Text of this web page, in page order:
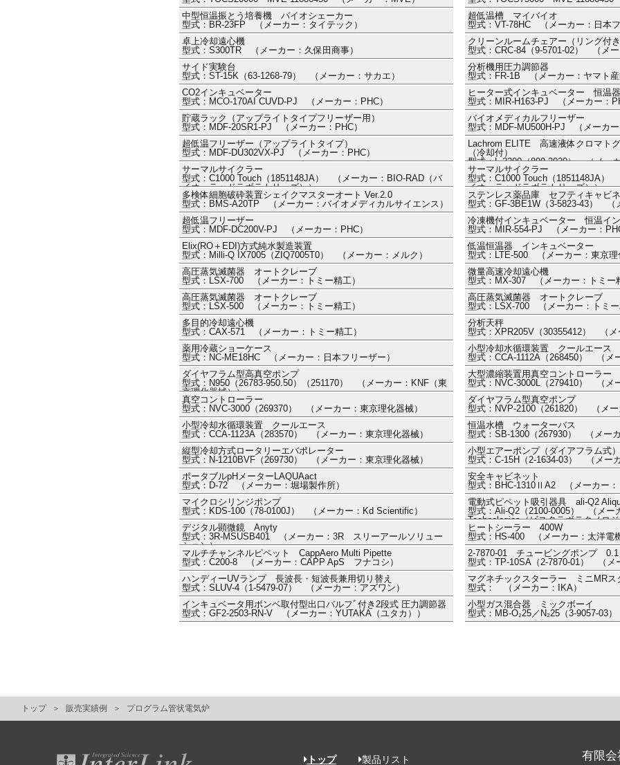
中型恒温振とう培養機 バイオシェーカー
型式：BR-23FP （メーカー：タイテック）
超低温槽 マイバイオ
型式：VT-78HC （メーカー：日本
卓上冷却遠心機
型式：S300TR （メーカー：久保田商事）
クリーンルームチェアー（リング付
型式：CRC-84（9-5701-02） （メ
サイド実験台
型式：ST-15K（63-1268-79） （メーカー：サカエ）
分析機用圧力調節器
型式：FR-1B （メーカー：ヤマト
CO2インキュベーター
型式：MCO-170AI CUVD-PJ （メーカー：PHC）
ヒーター式インキュベーター 恒温器
型式：MIR-H163-PJ （メーカー：
貯蔵ラック（アップライトタイプフリーザー用）
型式：MDF-20SR1-PJ （メーカー：PHC）
バイオメディカルフリーザー
型式：MDF-MU500H-PJ （メーカ
超低温フリーザー（アップライトタイプ）
型式：MDF-DU302VX-PJ （メーカー：PHC）
Lachrom ELITE 高速液体クロマ
（冷却付）
型式：L-2200（890-3020） （メー
ズ）
サーマルサイクラー
型式：C1000 Touch（1851148JA） （メーカー：BIO-RAD（バ
イオ・ラッドラボラトリーズ））
サーマルサイクラー
型式：C1000 Touch（1851148JA）
イオ・ラッドラボラトリーズ））
多検体細胞破砕装置シェイクマスターオート Ver.2.0
型式：BMS-A20TP （メーカー：バイオメディカルサイエンス）
ステンレス薬品庫 セフティキャビ
型式：GF-3BE1W（3-5823-43） （
超低温フリーザー
型式：MDF-DC200V-PJ （メーカー：PHC）
冷凍機付インキュベーター 恒温イ
型式：MIR-554-PJ （メーカー：
Elix(RO＋EDI)方式純水製造装置
型式：Milli-Q IX7005（ZIQ7005T0） （メーカー：メルク）
低温恒温器 インキュベーター
型式：LTE-500 （メーカー：東京理
高圧蒸気滅菌器 オートクレーブ
型式：LSX-700 （メーカー：トミー精工）
微量高速冷却遠心機
型式：MX-307 （メーカー：トミー
高圧蒸気滅菌器 オートクレーブ
型式：LSX-500 （メーカー：トミー精工）
高圧蒸気滅菌器 オートクレーブ
型式：LSX-700 （メーカー：トミ
多目的冷却遠心機
型式：CAX-571 （メーカー：トミー精工）
分析天秤
型式：XPR205V（30355412） （メ
薬用冷蔵ショーケース
型式：NC-ME18HC （メーカー：日本フリーザー）
小型冷却水循環装置 クールエース
型式：CCA-1112A（268450） （メ
ダイヤフラム型高真空ポンプ
型式：N950（26783-950.50）（251170） （メーカー：KNF（東
京理化器械））
大型濃縮装置用真空コントローラー
型式：NVC-3000L（279410） （メ
真空コントローラー
型式：NVC-3000（269370） （メーカー：東京理化器械）
ダイヤフラム型真空ポンプ
型式：NVP-2100（261820） （メ
小型冷却水循環装置 クールエース
型式：CCA-1123A（283570） （メーカー：東京理化器械）
恒温水槽 ウォーターバス
型式：SB-1300（267930） （メー
縦型冷却方式ロータリーエバポレーター
型式：N-1210BVF（269730） （メーカー：東京理化器械）
小型エアーポンプ（ダイアフラム式）
型式：C-15H（2-1634-03） （メー
ポータブルpHメーターLAQUAact
型式：D-72 （メーカー：堀場製作所）
安全キャビネット
型式：BHC-1310ⅡA2 （メーカー：
マイクロシリンジポンプ
型式：KDS-100（78-0100J） （メーカー：Kd Scientific）
電動式ピペット吸引器具 ali-Q2
型式：Ali-Q2（2100-0005） （メー
Technologies（ビスタラボテクノロ
デジタル顕微鏡 Anyty
型式：3R-MSUSB401 （メーカー：3R スリーアールソリュー
ション）
ヒートシーラー 400W
型式：HS-400 （メーカー：太洋電
マルチチャンネルピペット CappAero Multi Pipette
型式：C200-8 （メーカー：CAPP ApS フナコシ）
2-7870-01 チュービングポンプ 0.1
型式：TP-10SA（2-7870-01） （メ
ハンディーUVランプ 長波長・短波長兼用切り替え
型式：SLUV-4（1-5479-07） （メーカー：アズワン）
マグネチックスターラー ミニMRス
型式： （メーカー：IKA）
インキュベータ用ボンベ取付型出口バルフﾞ付き2段式 圧力調節器
型式：GF2-2503-RN-V （メーカー：YUTAKA（ユタカ））
小型ガス混合器 ミックボーイ
型式：MB-O₂25／N₂25（3-9057-03
トップ 販売実績例 プログラム管状電気炉
トップ 製品リスト 有限